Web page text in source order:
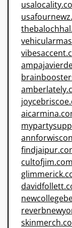
cultofjim.com